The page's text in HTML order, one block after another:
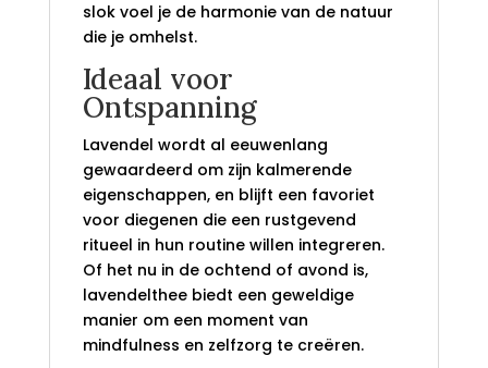
slok voel je de harmonie van de natuur
die je omhelst.
Ideaal voor
Ontspanning
Lavendel wordt al eeuwenlang
gewaardeerd om zijn kalmerende
eigenschappen, en blijft een favoriet
voor diegenen die een rustgevend
ritueel in hun routine willen integreren.
Of het nu in de ochtend of avond is,
lavendelthee biedt een geweldige
manier om een moment van
mindfulness en zelfzorg te creëren.